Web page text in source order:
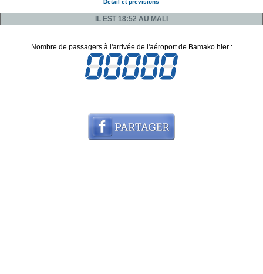
Détail et prévisions
IL EST 18:52 AU MALI
Nombre de passagers à l'arrivée de l'aéroport de Bamako hier :